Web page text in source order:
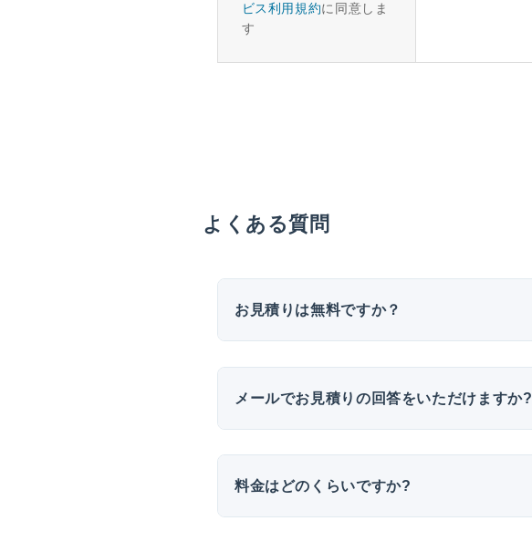
ビス利用規約に同意しま
す
よくある質問
お見積りは無料ですか？
メールでお見積りの回答をいただけますか?
料金はどのくらいですか?